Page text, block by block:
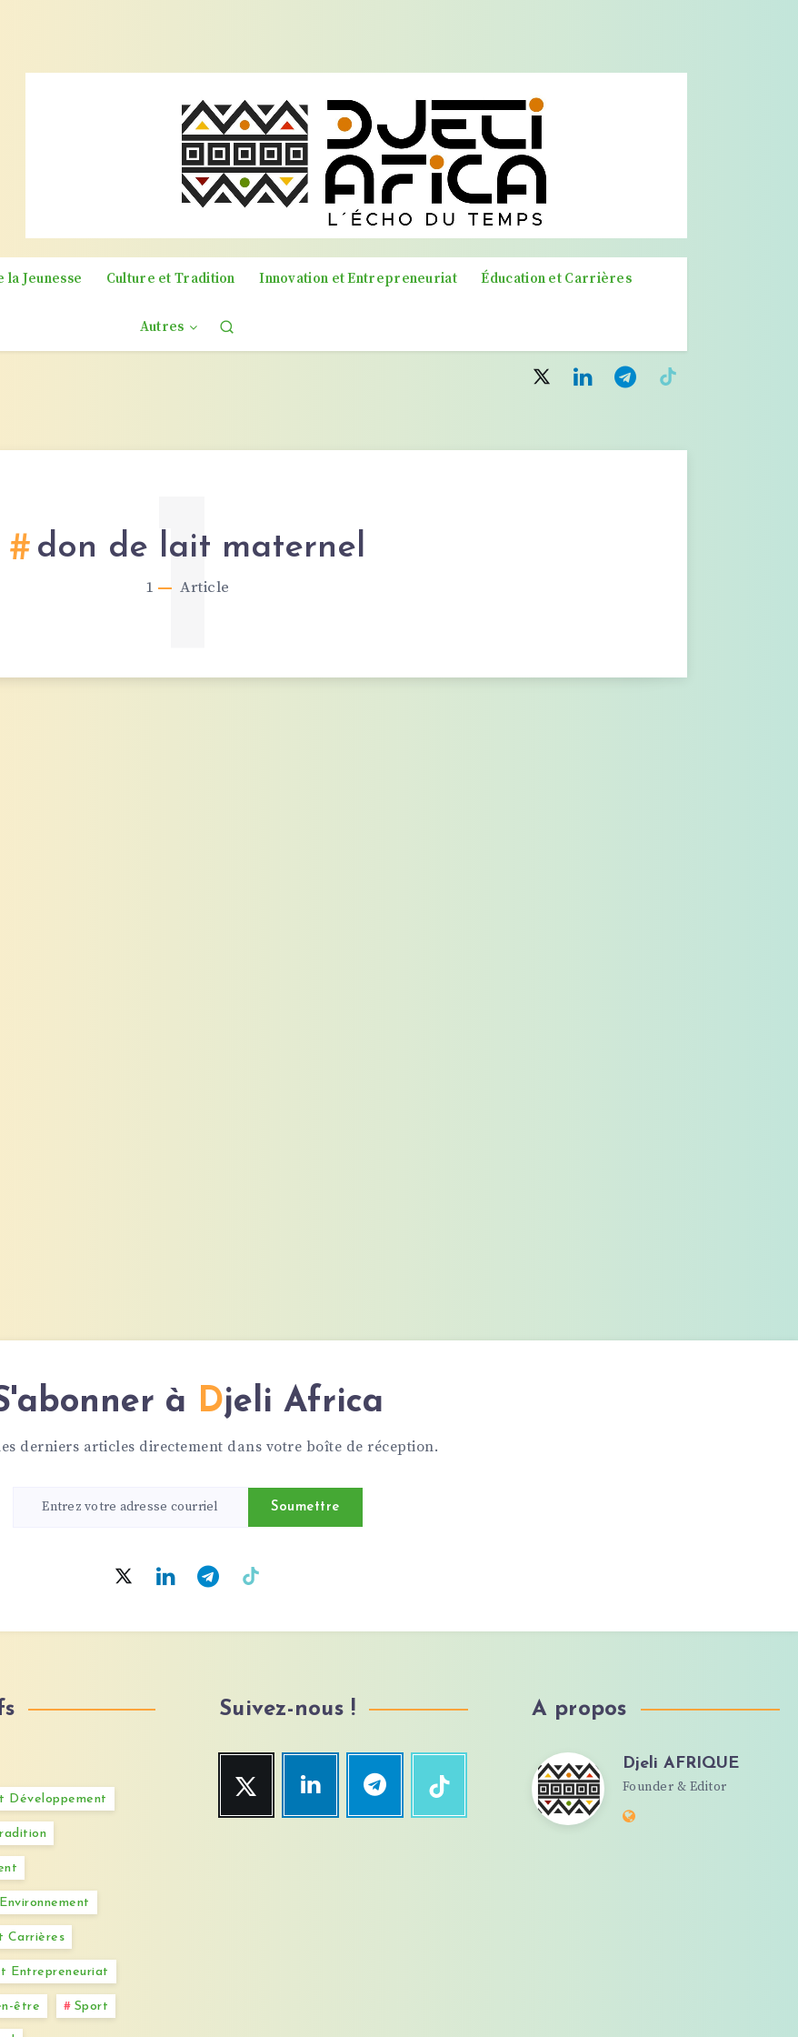
la Jeunesse Culture et Tradition Innovation et Entrepreneuriat Éducation et Carrières
Autres
don de lait maternel
1 Article
1
à Djeli Africa
derniers articles directement dans votre boîte de réception.
Soumettre
Développement
Carrières
Entrepreneuriat
être Sport
Suivez-nous !
Twitter
Suivez-
Linkedin
Venez
Telegram
Suivez-
TikTok
Suivez-
A propos
Djeli
Djeli AFRIQUE
Founder & Editor
Website: